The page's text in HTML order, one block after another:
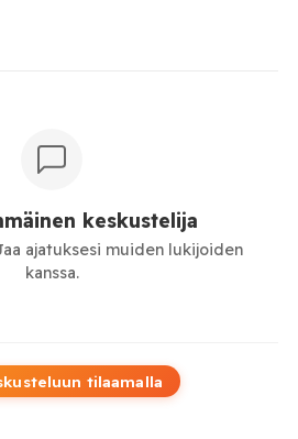
keskustelija
ajatuksesi muiden lukijoiden
kanssa.
tilaamalla